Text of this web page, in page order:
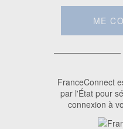
ME
FranceConnect
par l'État pour
connexion à